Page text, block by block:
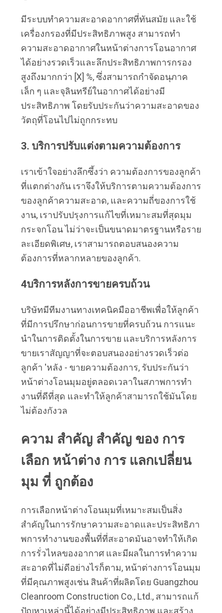
มีระบบทําความสะอาดอากาศที่ทันสมัย และใช้
เครื่องกรองที่มีประสิทธิภาพสูง สามารถทํา
ความสะอาดอากาศในหน้าต่างการโอนอากาศ
ได้อย่างรวดเร็วและลึกประสิทธิภาพการกรอง
สูงถึงมากกว่า [X] %, ซึ่งสามารถกําจัดอนุภาค
เล็ก ๆ และจุลินทรีย์ในอากาศได้อย่างมี
ประสิทธิภาพ โดยรับประกันว่าความสะอาดของ
วัตถุที่โอนไปไม่ถูกกระทบ
3. บริการปรับแต่งตามความต้องการ
เราเข้าใจอย่างลึกซึ้งว่า ความต้องการของลูกค้า
ที่แตกต่างกัน เราจึงให้บริการตามความต้องการ
ของลูกค้าความสะอาด, และความถี่ของการใช้
งาน, เราปรับปรุงการแก้ไขที่เหมาะสมที่สุดมุม
กระจกโอน ไม่ว่าจะเป็นขนาดมาตรฐานหรือราย
ละเอียดพิเศษ, เราสามารถตอบสนองความ
ต้องการที่หลากหลายของลูกค้า.
4บริการหลังการขายครบถ้วน
บริษัทมีทีมงานทางเทคนิคมืออาชีพเพื่อให้ลูกค้า
ที่มีการปรึกษาก่อนการขายที่ครบถ้วน การแนะ
นําในการติดตั้งในการขาย และบริการหลังการ
ขายเราสัญญาที่จะตอบสนองอย่างรวดเร็วต่อ
ลูกค้า 'หลัง - ขายความต้องการ, รับประกันว่า
หน้าต่างโอนมุมอยู่ตลอดเวลาในสภาพการทํา
งานที่ดีที่สุด และทําให้ลูกค้าสามารถใช้มันโดย
ไม่ต้องกังวล
ความ สําคัญ สําคัญ ของ การ
เลือก หน้าต่าง การ แลกเปลี่ยน
มุม ที่ ถูกต้อง
การเลือกหน้าต่างโอนมุมที่เหมาะสมเป็นสิ่ง
สําคัญในการรักษาความสะอาดและประสิทธิภา
พการทํางานของพื้นที่ที่สะอาดมันอาจทําให้เกิด
การรั่วไหลของอากาศ และมีผลในการทําความ
สะอาดที่ไม่ดีอย่างไรก็ตาม, หน้าต่างการโอนมุม
ที่มีคุณภาพสูงเช่น สินค้าที่ผลิตโดย Guangzhou
Cleanroom Construction Co., Ltd., สามารถแก้
ปัญหาเหล่านี้ได้อย่างมีประสิทธิภาพ และสร้าง